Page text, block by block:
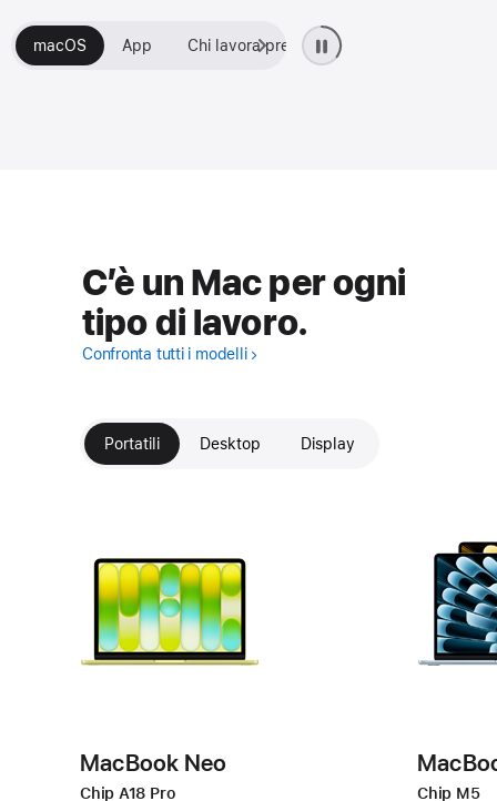
macOS App Chi lavora preferisce il Mac
C’è un Mac per ogni
tipo di lavoro.
Confronta tutti i modelli
Portatili Desktop Display
MacBook Neo
Chip A18 Pro
nei
Chip M5
nei